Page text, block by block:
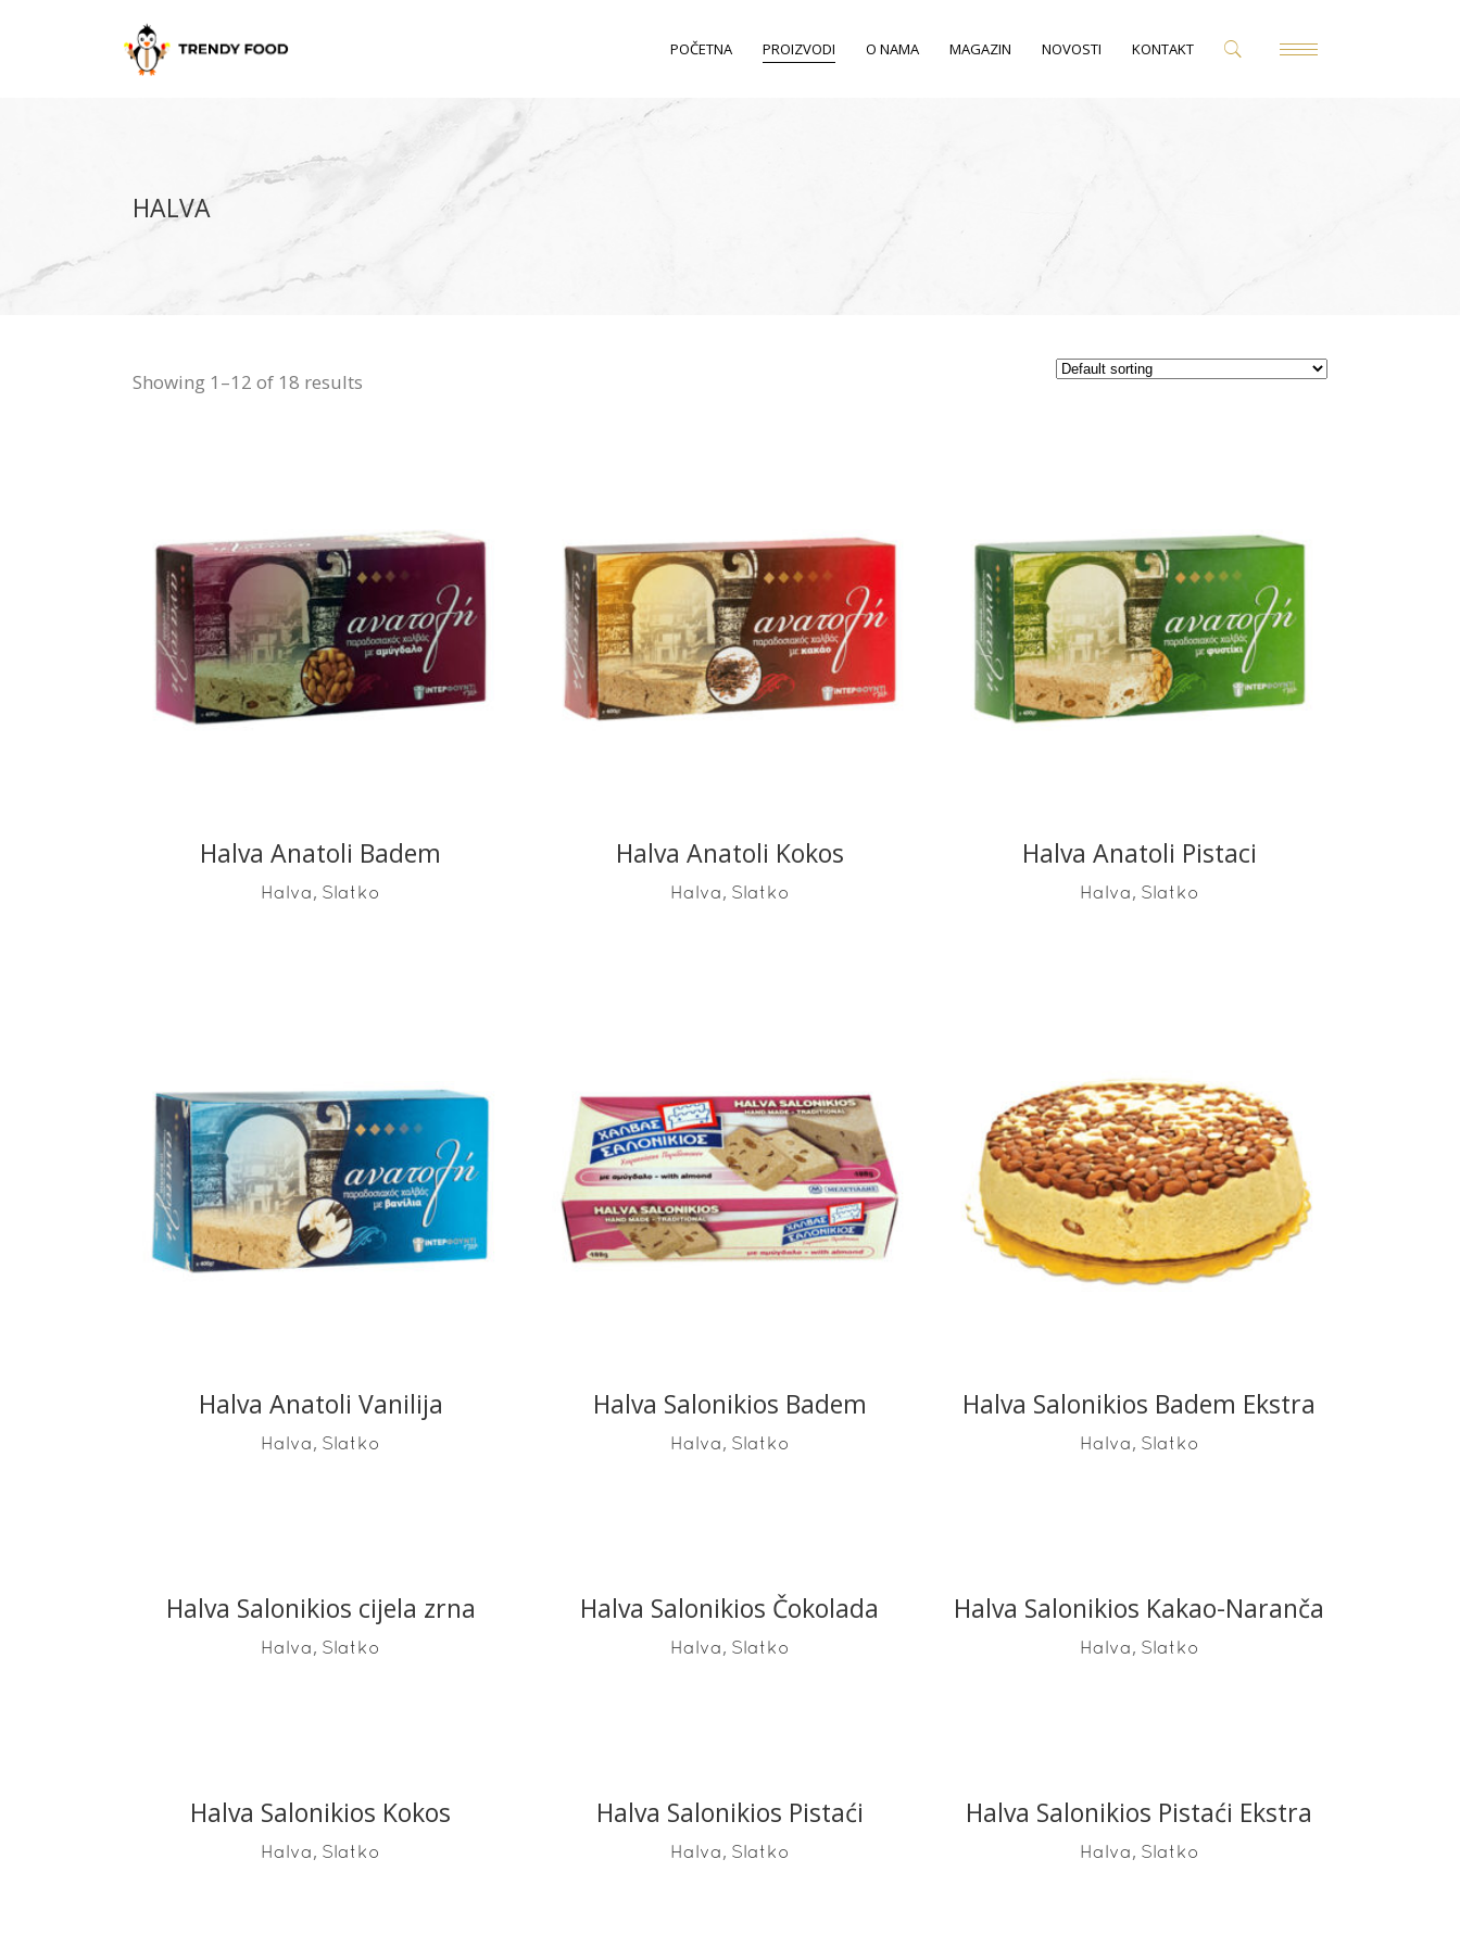
POČETNA PROIZVODI O NAMA MAGAZIN NOVOSTI KONTAKT
HALVA
Showing 1–12 of 18 results
READ MORE
Halva Anatoli Badem
Halva, Slatko
READ MORE
Halva Anatoli Kokos
Halva, Slatko
READ MORE
Halva Anatoli Pistaci
Halva, Slatko
READ MORE
Halva Anatoli Vanilija
Halva, Slatko
READ MORE
Halva Salonikios Badem
Halva, Slatko
READ MORE
Halva Salonikios Badem Ekstra
Halva, Slatko
READ MORE
Halva Salonikios cijela zrna
Halva, Slatko
READ MORE
Halva Salonikios Čokolada
Halva, Slatko
READ MORE
Halva Salonikios Kakao-Naranča
Halva, Slatko
READ MORE
Halva Salonikios Kokos
Halva, Slatko
READ MORE
Halva Salonikios Pistaći
Halva, Slatko
READ MORE
Halva Salonikios Pistaći Ekstra
Halva, Slatko